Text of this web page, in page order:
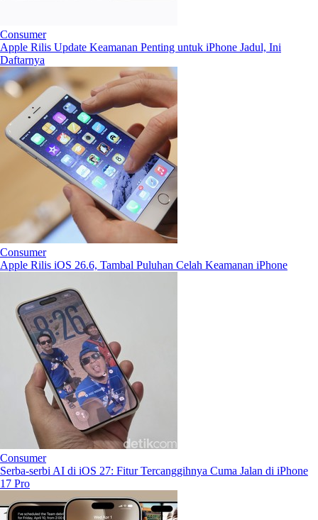
Consumer
Apple Rilis Update Keamanan Penting untuk iPhone Jadul, Ini
Daftarnya
Consumer
Apple Rilis iOS 26.6, Tambal Puluhan Celah Keamanan iPhone
Consumer
Serba-serbi AI di iOS 27: Fitur Tercanggihnya Cuma Jalan di iPhone
17 Pro